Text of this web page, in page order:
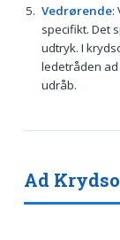
Vedrørende:
specifikt. Det
udtryk. I
ledetråden
udråb.
Ad